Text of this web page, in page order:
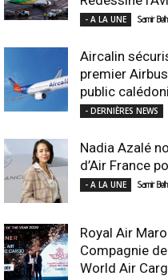
- A LA UNE Samir
Aircalin
premier
public
- DERNIÈRES NEWS
Nadia Azalé
d’Air France
- A LA UNE Samir
Royal Air
Compagnie
World Air